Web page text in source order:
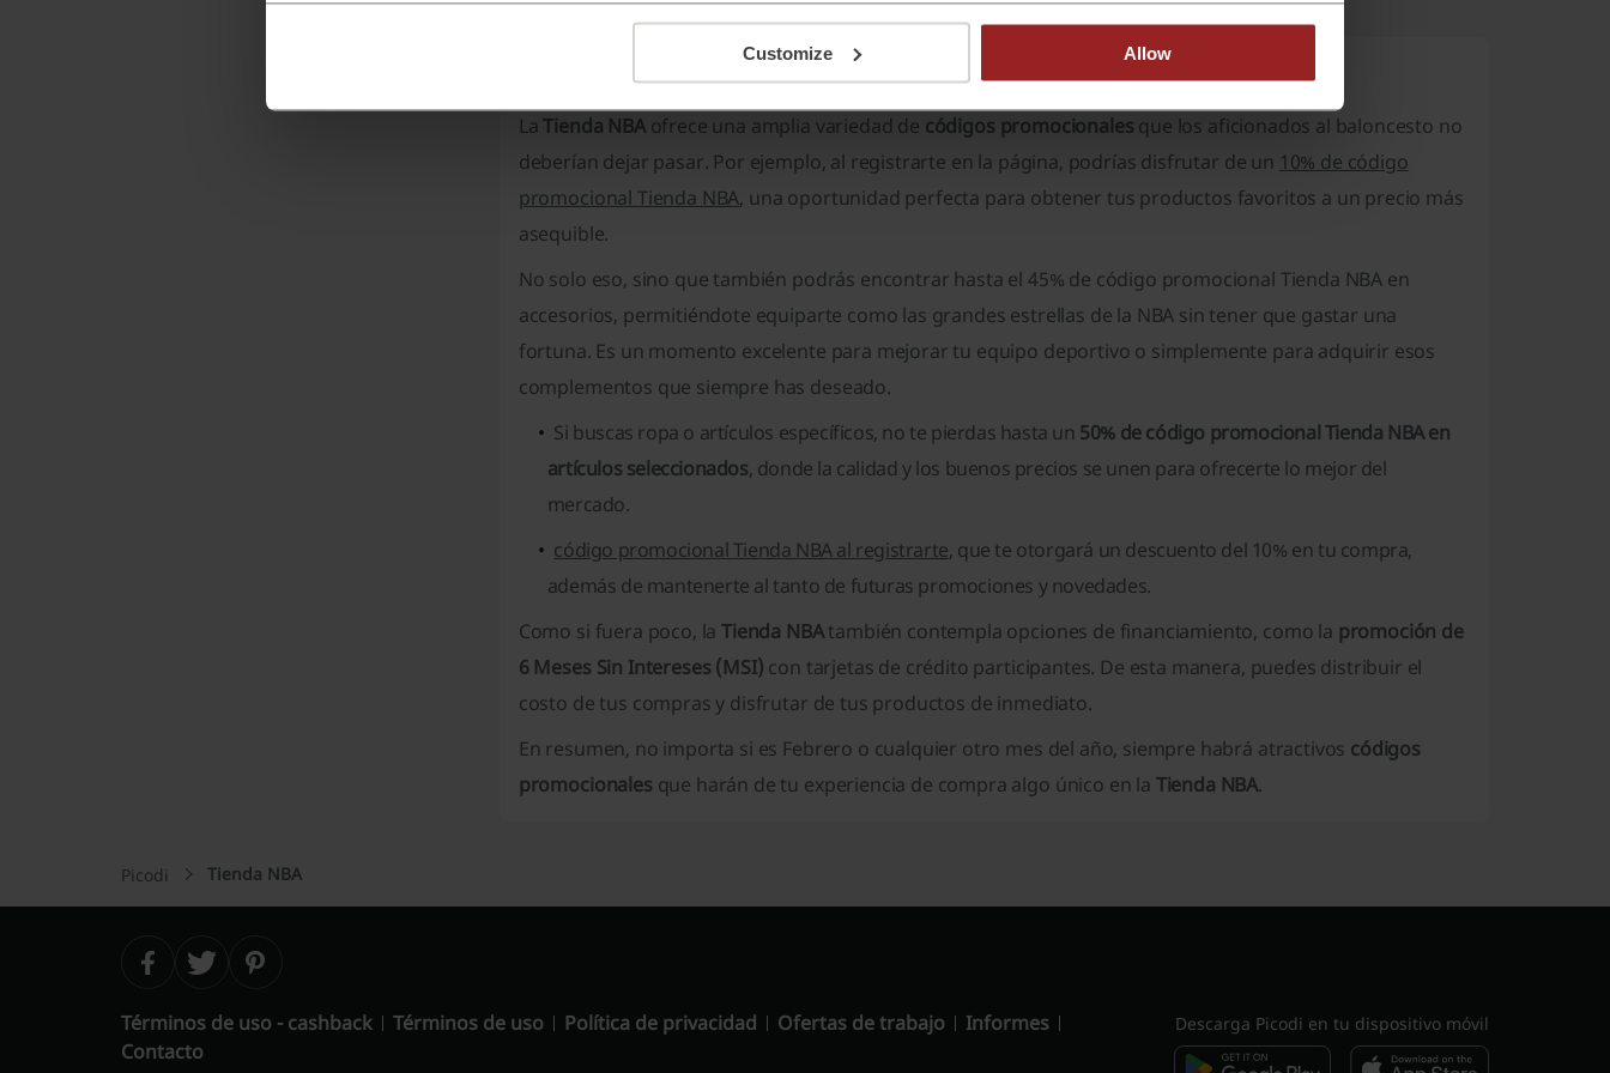
Customize Allow
Tienda NBA códigos promocionales – ¿qué tipos existen?
LaTienda NBAofrece una amplia variedad de códigos promocionales que los aficionados al baloncesto no
deberían dejar pasar. Por ejemplo, al registrarte en la página, podrías disfrutar de un 10% de código
promocional Tienda NBA, una oportunidad perfecta para obtener tus productos favoritos a un precio más
asequible.
No solo eso, sino que también podrás encontrar hasta el 45% de código promocional Tienda NBA en
accesorios, permitiéndote equiparte como las grandes estrellas de la NBA sin tener que gastar una
fortuna. Es un momento excelente para mejorar tu equipo deportivo o simplemente para adquirir esos
complementos que siempre has deseado.
Si buscas ropa o artículos específicos, no te pierdas hasta un 50% de código promocional Tienda NBA en
artículos seleccionados, donde la calidad y los buenos precios se unen para ofrecerte lo mejor del
mercado.
código promocional Tienda NBA al registrarte, que te otorgará un descuento del 10% en tu compra,
además de mantenerte al tanto de futuras promociones y novedades.
Como si fuera poco, laTienda NBAtambién contempla opciones de financiamiento, como la promoción de
6 Meses Sin Intereses (MSI) con tarjetas de crédito participantes. De esta manera, puedes distribuir el
costo de tus compras y disfrutar de tus productos de inmediato.
En resumen, no importa si es Febrero o cualquier otro mes del año, siempre habrá atractivos códigos
promocionales que harán de tu experiencia de compra algo único en la Tienda NBA.
Picodi Tienda NBA
Términos de uso - cashback Términos de uso Política de privacidad Ofertas de trabajo
Informes
Contacto
Descarga Picodi en tu dispositivo móvil